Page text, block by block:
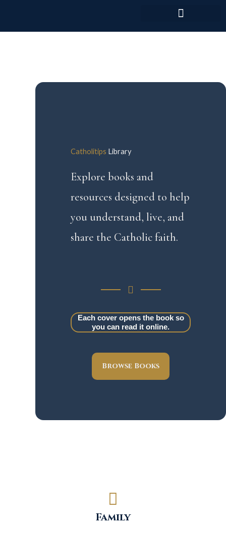
content
Catholitips Library
Explore books and
resources designed to help
you understand, live, and
share the Catholic faith.
Each cover opens the book so
you can read it online.
Browse Books
Family